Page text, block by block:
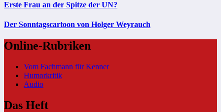
Erste Frau an der Spitze der UN?
Der Sonntagscartoon von Holger Weyrauch
Online-Rubriken
Vom Fachmann für Kenner
Humorkritik
Audio
Das Heft